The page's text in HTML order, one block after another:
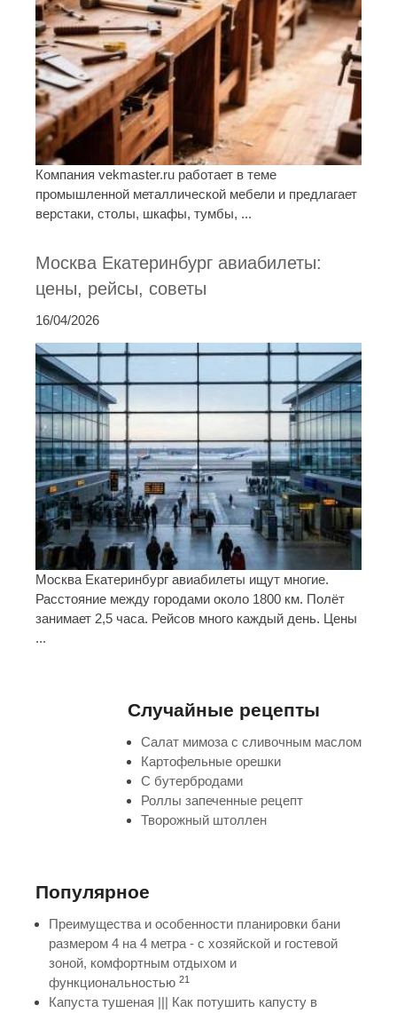
Компания vekmaster.ru работает в теме
промышленной металлической мебели и предлагает
верстаки, столы, шкафы, тумбы, ...
Москва Екатеринбург авиабилеты:
цены, рейсы, советы
16/04/2026
Москва Екатеринбург авиабилеты ищут многие.
Расстояние между городами около 1800 км. Полёт
занимает 2,5 часа. Рейсов много каждый день. Цены
...
Случайные рецепты
Салат мимоза с сливочным маслом
Картофельные орешки
С бутербродами
Роллы запеченные рецепт
Творожный штоллен
Популярное
Преимущества и особенности планировки бани
размером 4 на 4 метра - с хозяйской и гостевой
зоной, комфортным отдыхом и
функциональностью 21
Капуста тушеная ||| Как потушить капусту в